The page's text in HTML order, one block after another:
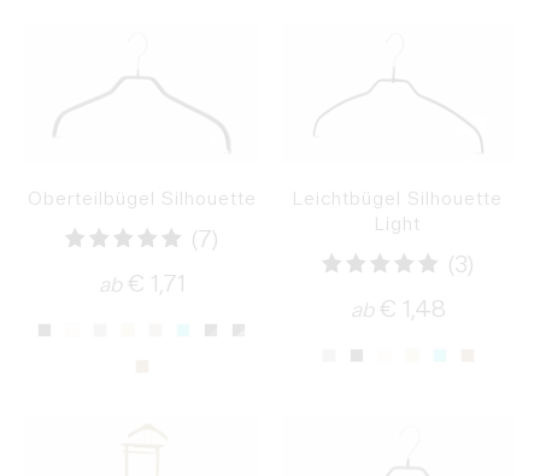
Oberteilbügel Silhouette
(7)
Bewertungen
ab € 1,71
Leichtbügel Silhouette
Light
(3)
ab € 1,48